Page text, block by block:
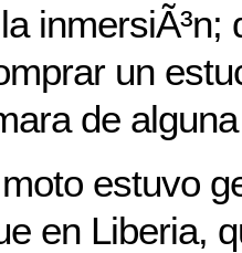
inmersiÃ³n;
un
de
estuvo
en Liberia,